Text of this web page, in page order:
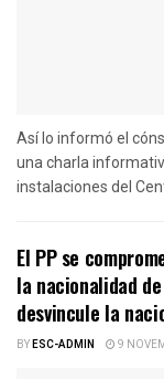
Así lo informó el
una charla
instalaciones del
El PP se
la nacionalidad
desvincule la
BYESC-ADMIN 9